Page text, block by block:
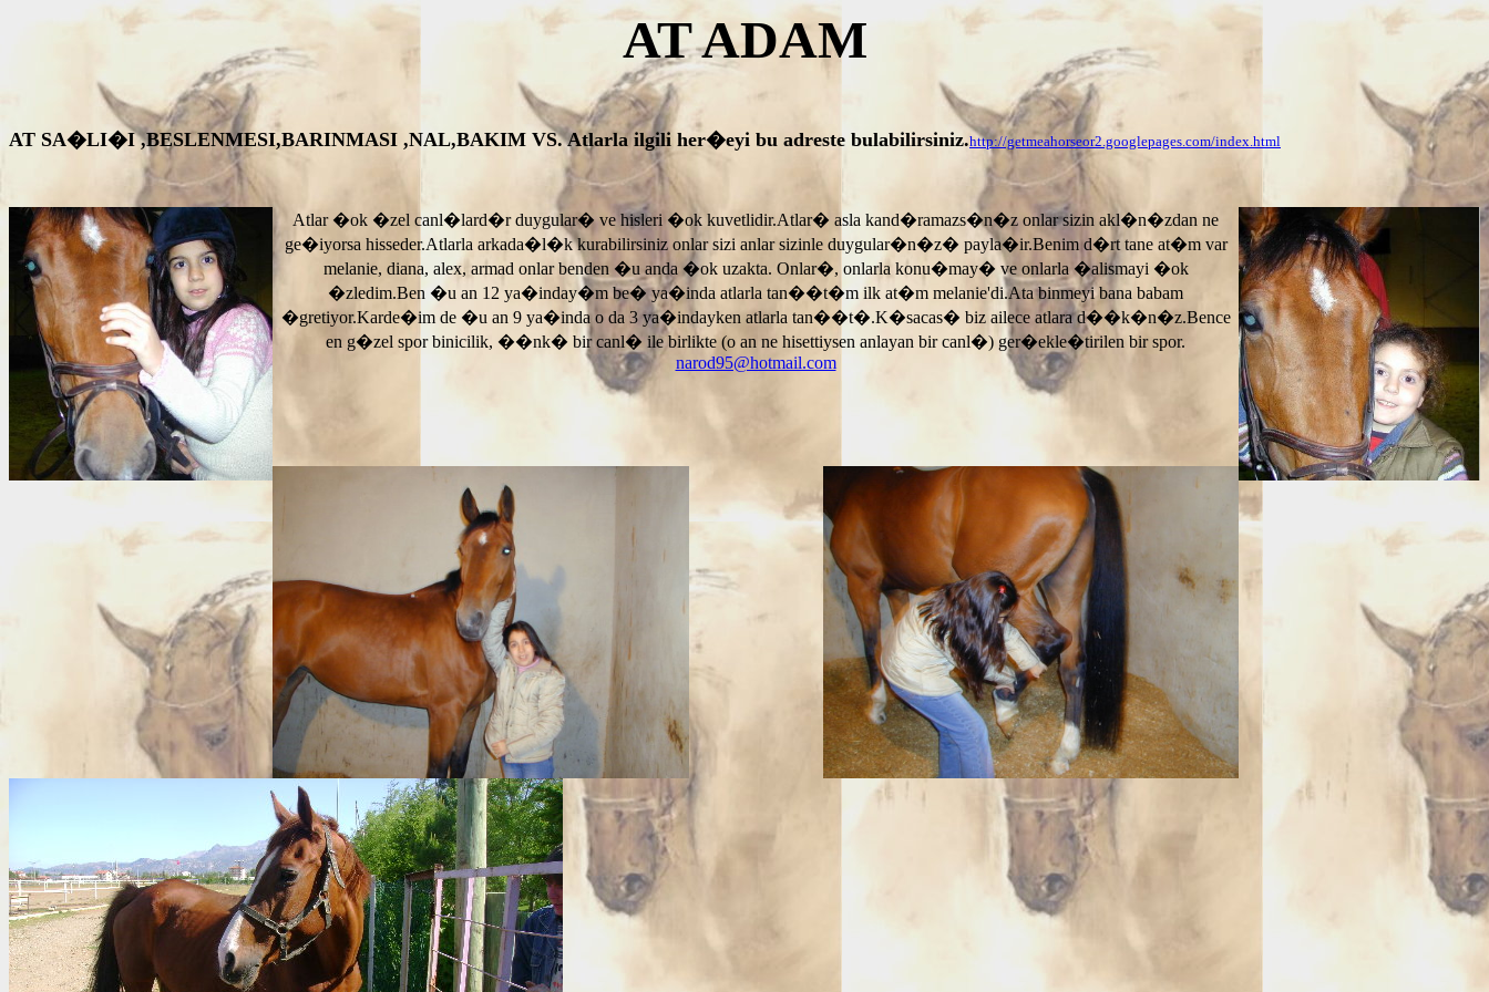
AT ADAM
AT SA�LI�I ,BESLENMESI,BARINMASI ,NAL,BAKIM VS. Atlarla ilgili her�eyi bu adreste bulabilirsiniz.http://getmeahorseor2.googlepages.com/index.html
Atlar �ok �zel canl�lard�r duygular� ve hisleri �ok kuvetlidir.Atlar� asla kand�ramazs�n�z onlar sizin akl�n�zdan ne
ge�iyorsa hisseder.Atlarla arkada�l�k kurabilirsiniz onlar sizi anlar sizinle duygular�n�z� payla�ir.Benim d�rt tane at�m var
melanie, diana, alex, armad onlar benden �u anda �ok uzakta. Onlar�, onlarla konu�may� ve onlarla �alismayi �ok
�zledim.Ben �u an 12 ya�inday�m be� ya�inda atlarla tan��t�m ilk at�m melanie'di.Ata binmeyi bana babam
�gretiyor.Karde�im de �u an 9 ya�inda o da 3 ya�indayken atlarla tan��t�.K�sacas� biz ailece atlara d��k�n�z.Bence
en g�zel spor binicilik, ��nk� bir canl� ile birlikte (o an ne hisettiysen anlayan bir canl�) ger�ekle�tirilen bir spor.
narod95@hotmail.com